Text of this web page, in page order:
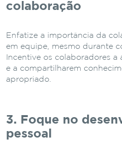
colaboração
Enfatize a importância da
em equipe, mesmo durante
Incentive os colaboradores a
e a compartilharem
apropriado.
3. Foque no
pessoal